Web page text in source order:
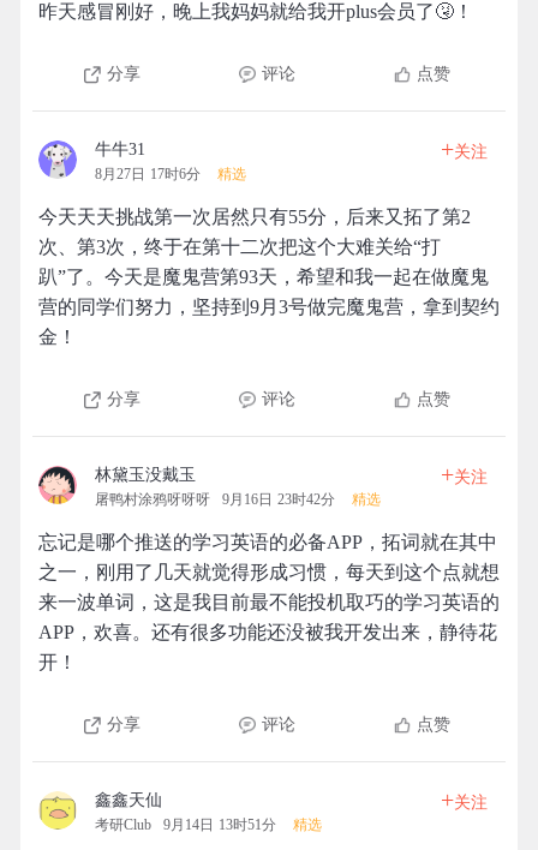
昨天感冒刚好，晚上我妈妈就给我开plus会员了🤧！
分享 评论 点赞
牛牛31
8月27日 17时6分 精选
+关注
今天天天挑战第一次居然只有55分，后来又拓了第2
次、第3次，终于在第十二次把这个大难关给“打
趴”了。今天是魔鬼营第93天，希望和我一起在做魔鬼
营的同学们努力，坚持到9月3号做完魔鬼营，拿到契约
金！
分享 评论 点赞
林黛玉没戴玉
屠鸭村涂鸦呀呀呀 9月16日 23时42分 精选
+关注
忘记是哪个推送的学习英语的必备APP，拓词就在其中
之一，刚用了几天就觉得形成习惯，每天到这个点就想
来一波单词，这是我目前最不能投机取巧的学习英语的
APP，欢喜。还有很多功能还没被我开发出来，静待花
开！
分享 评论 点赞
鑫鑫天仙
考研Club 9月14日 13时51分 精选
+关注